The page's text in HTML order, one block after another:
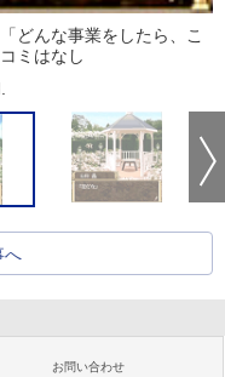
どんな事業をしたら、こ
ミはなし
へ
お問い合わせ